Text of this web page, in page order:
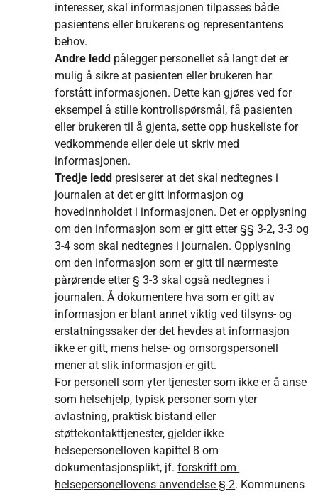
interesser, skal informasjonen tilpasses både
pasientens eller brukerens og representantens
behov.
Andre ledd pålegger personellet så langt det er
mulig å sikre at pasienten eller brukeren har
forstått informasjonen. Dette kan gjøres ved for
eksempel å stille kontrollspørsmål, få pasienten
eller brukeren til å gjenta, sette opp huskeliste for
vedkommende eller dele ut skriv med
informasjonen.
Tredje ledd presiserer at det skal nedtegnes i
journalen at det er gitt informasjon og
hovedinnholdet i informasjonen. Det er opplysning
om den informasjon som er gitt etter §§ 3-2, 3-3 og
3-4 som skal nedtegnes i journalen. Opplysning
om den informasjon som er gitt til nærmeste
pårørende etter § 3-3 skal også nedtegnes i
journalen. Å dokumentere hva som er gitt av
informasjon er blant annet viktig ved tilsyns- og
erstatningssaker der det hevdes at informasjon
ikke er gitt, mens helse- og omsorgspersonell
mener at slik informasjon er gitt.
For personell som yter tjenester som ikke er å anse
som helsehjelp, typisk personer som yter
avlastning, praktisk bistand eller
støttekontakttjenester, gjelder ikke
helsepersonelloven kapittel 8 om
dokumentasjonsplikt, jf.forskrift om
helsepersonellovens anvendelse § 2. Kommunens